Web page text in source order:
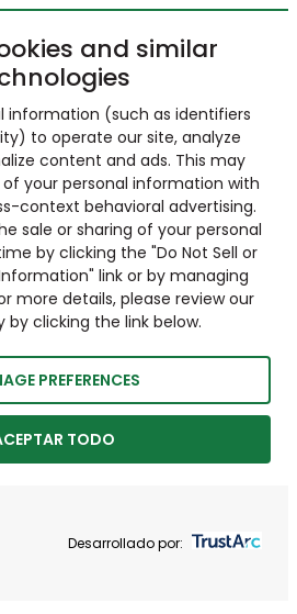
and similar
information (such as identifiers
to operate our site, analyze
content and ads. This may
your personal information with
context behavioral advertising.
sale or sharing of your personal
by clicking the "Do Not Sell or
link or by managing
more details, please review our
by clicking the link below.
PREFERENCES
TODO
Desarrollado por: